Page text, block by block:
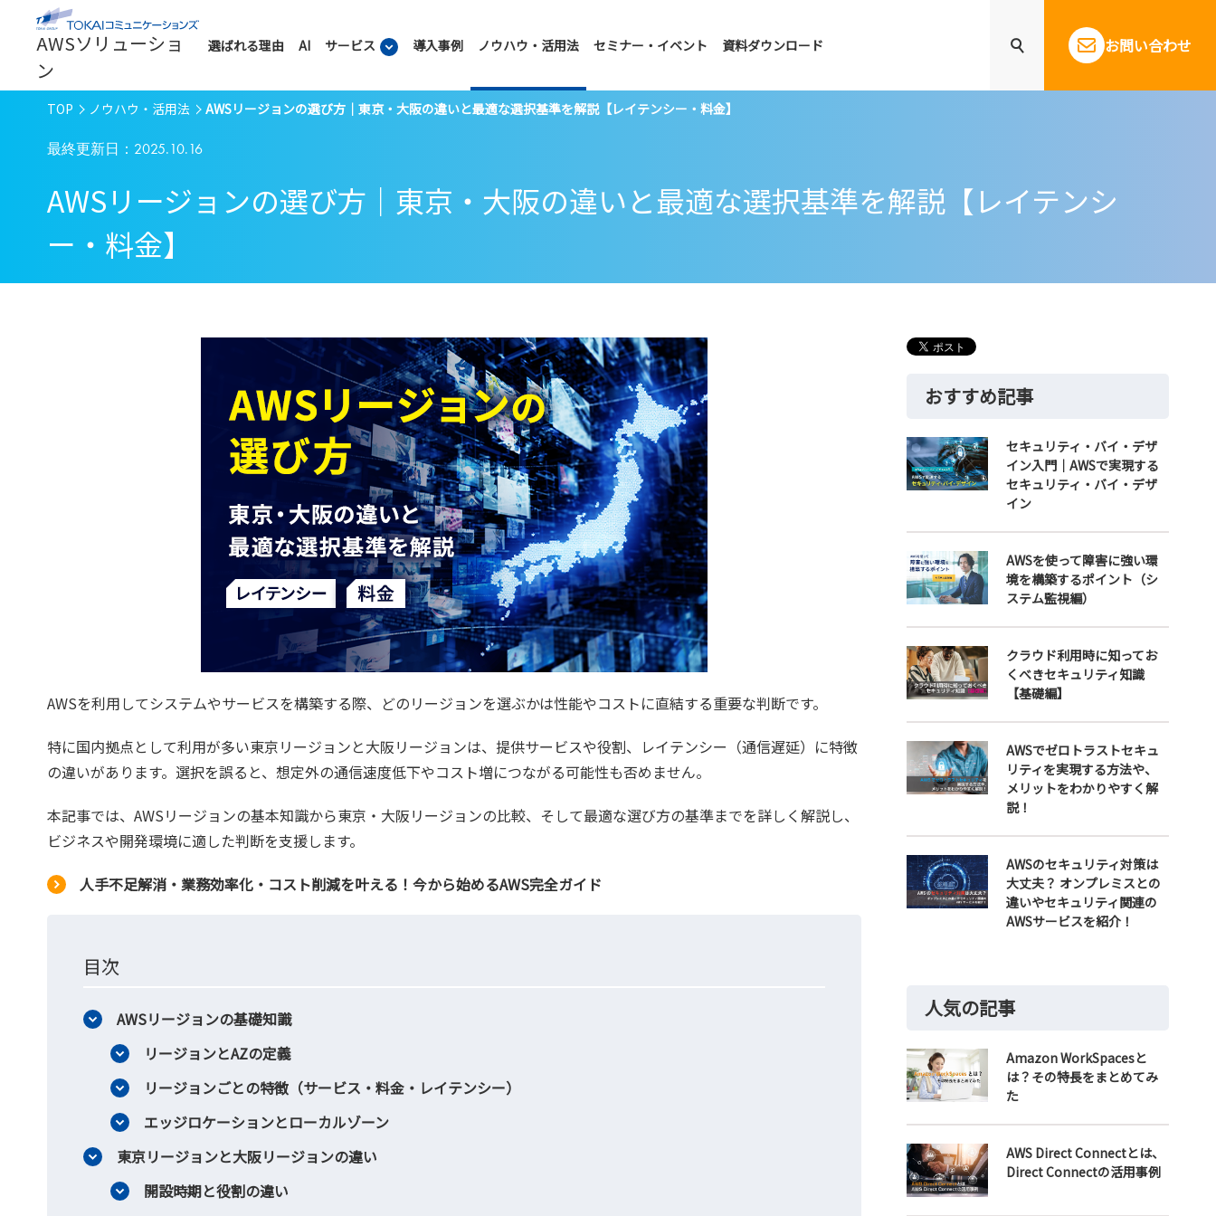
AWSソリューショ
ン
選ばれる理由 AI サービス 導入事例 ノウハウ・活用法 セミナー・イベント 資料ダウンロード お問い合わせ
TOP ノウハウ・活用法 AWSリージョンの選び方｜東京・大阪の違いと最適な選択基準を解説【レイテンシー・料金】
最終更新日：2025.10.16
AWSリージョンの選び方｜東京・大阪の違いと最適な選択基準を解説【レイテンシ
ー・料金】
AWSを利用してシステムやサービスを構築する際、どのリージョンを選ぶかは性能やコストに直結する重要な判断です。
特に国内拠点として利用が多い東京リージョンと大阪リージョンは、提供サービスや役割、レイテンシー（通信遅延）に特徴
の違いがあります。選択を誤ると、想定外の通信速度低下やコスト増につながる可能性も否めません。
本記事では、AWSリージョンの基本知識から東京・大阪リージョンの比較、そして最適な選び方の基準までを詳しく解説し、
ビジネスや開発環境に適した判断を支援します。
人手不足解消・業務効率化・コスト削減を叶える！今から始めるAWS完全ガイド
目次
AWSリージョンの基礎知識
リージョンとAZの定義
リージョンごとの特徴（サービス・料金・レイテンシー）
エッジロケーションとローカルゾーン
東京リージョンと大阪リージョンの違い
開設時期と役割の違い
おすすめ記事
セキュリティ・バイ・デザ
イン入門｜AWSで実現する
セキュリティ・バイ・デザ
イン
AWSを使って障害に強い環
境を構築するポイント（シ
ステム監視編）
クラウド利用時に知ってお
くべきセキュリティ知識
【基礎編】
AWSでゼロトラストセキュ
リティを実現する方法や、
メリットをわかりやすく解
説！
AWSのセキュリティ対策は
大丈夫？ オンプレミスとの
違いやセキュリティ関連の
AWSサービスを紹介！
人気の記事
Amazon WorkSpacesと
は？その特長をまとめてみ
た
AWS Direct Connectとは、
Direct Connectの活用事例